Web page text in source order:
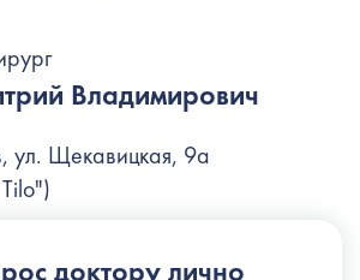
Владимирович
ул. Щекавицкая, 9а
доктору лично